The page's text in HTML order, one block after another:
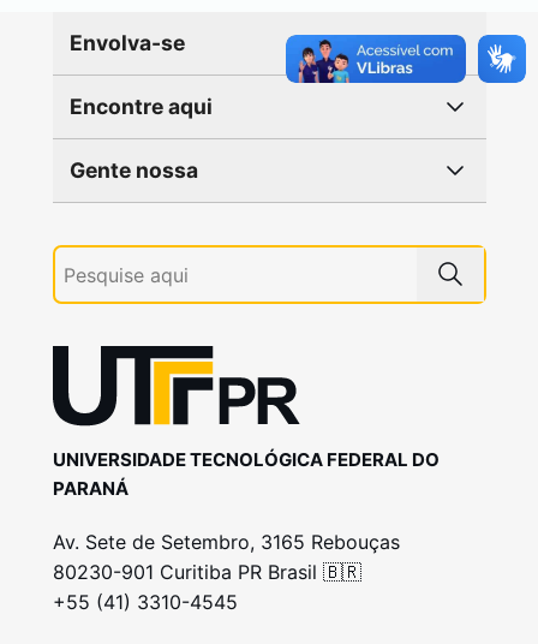
Envolva-se
Encontre aqui
Gente nossa
UNIVERSIDADE TECNOLÓGICA FEDERAL DO
PARANÁ
Av. Sete de Setembro, 3165 Rebouças
80230-901 Curitiba PR Brasil 🇧🇷
+55 (41) 3310-4545